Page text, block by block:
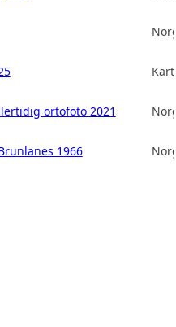
ortofoto 2021
1966